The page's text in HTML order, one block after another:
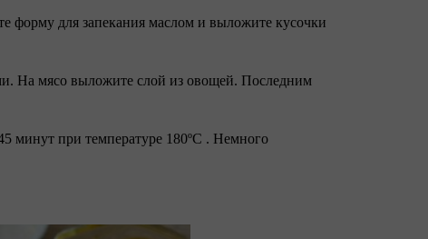
форму для запекания маслом и выложите кусочки
На мясо выложите слой из овощей. Последним
минут при температуре 180ºC . Немного